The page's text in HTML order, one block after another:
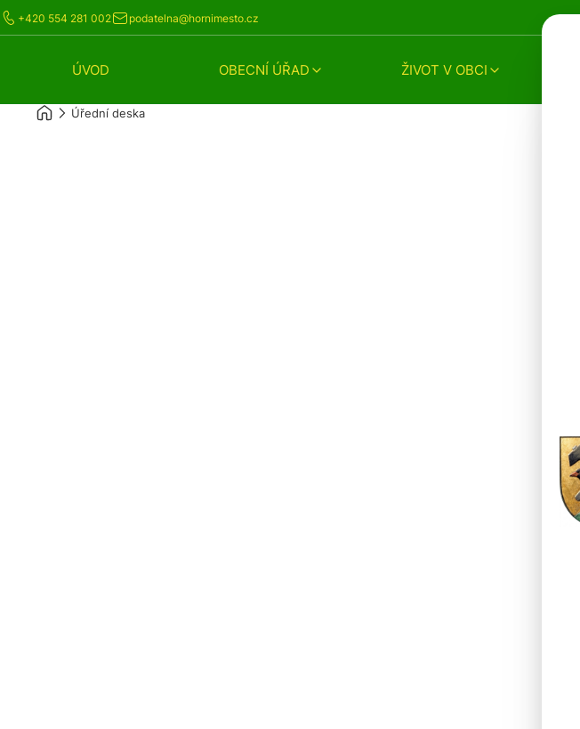
+420 554 281 002 podatelna@hornimesto.cz
ÚVOD OBECNÍ ÚŘAD ŽIVOT V OBCI
Úřední deska